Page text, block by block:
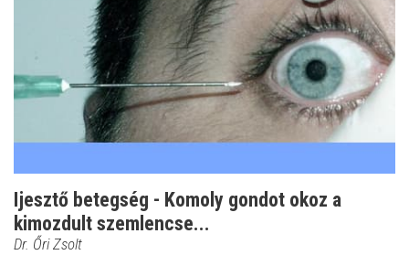
Ijesztő betegség - Komoly gondot okoz a
kimozdult szemlencse...
Dr. Őri Zsolt